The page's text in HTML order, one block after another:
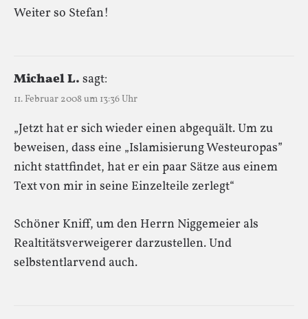
Weiter so Stefan!
Michael L. sagt:
11. Februar 2008 um 13:36 Uhr
„Jetzt hat er sich wieder einen abgequält. Um zu
beweisen, dass eine „Islamisierung Westeuropas”
nicht stattfindet, hat er ein paar Sätze aus einem
Text von mir in seine Einzelteile zerlegt“
Schöner Kniff, um den Herrn Niggemeier als
Realtitätsverweigerer darzustellen. Und
selbstentlarvend auch.